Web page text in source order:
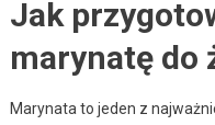
Jak
marynatę do
Marynata to jeden z